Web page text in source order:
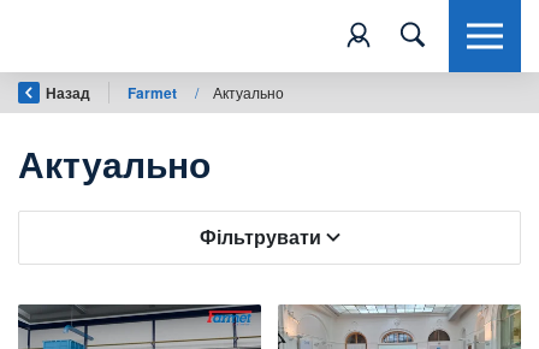
Назад Farmet / Актуально
Актуально
Фільтрувати